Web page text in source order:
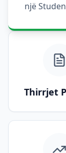
një
Thirrjet